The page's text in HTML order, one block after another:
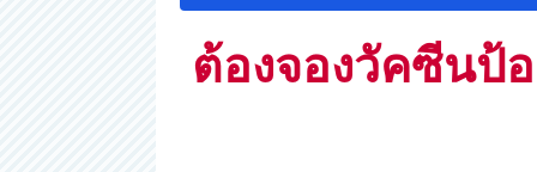
ต้องจองวัคซีนป้